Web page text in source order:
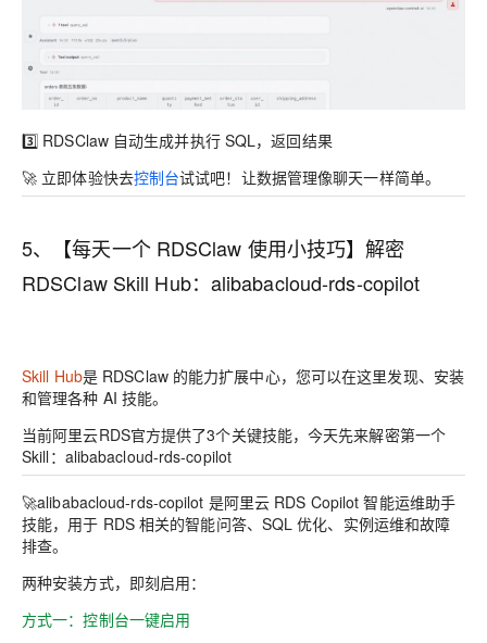
3️⃣ RDSClaw 自动生成并执行 SQL，返回结果
🚀 立即体验快去控制台试试吧！让数据管理像聊天一样简单。
5、【每天一个 RDSClaw 使用小技巧】解密
RDSClaw Skill Hub：alibabacloud-rds-copilot
Skill Hub是 RDSClaw 的能力扩展中心，您可以在这里发现、安装
和管理各种 AI 技能。
当前阿里云RDS官方提供了3个关键技能，今天先来解密第一个
Skill： alibabacloud-rds-copilot
🚀alibabacloud-rds-copilot 是阿里云 RDS Copilot 智能运维助手
技能，用于 RDS 相关的智能问答、SQL 优化、实例运维和故障
排查。
两种安装方式，即刻启用：
方式一：控制台一键启用